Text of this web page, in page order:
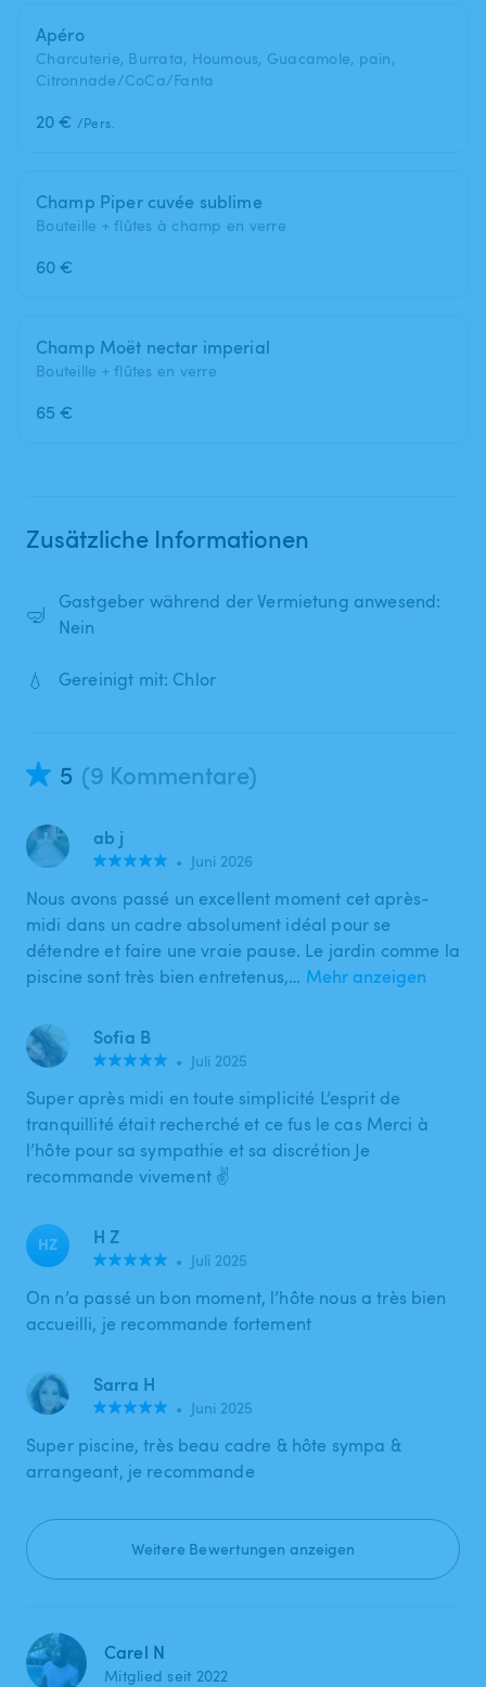
Apéro
Charcuterie, Burrata, Houmous, Guacamole, pain,
Citronnade/CoCa/Fanta
20 € /Pers.
Champ Piper cuvée sublime
Bouteille + flûtes à champ en verre
60 €
Champ Moët nectar imperial
Bouteille + flûtes en verre
65 €
Zusätzliche Informationen
🤿
Gastgeber während der Vermietung anwesend:
Nein
💧 Gereinigt mit: Chlor
5 (9 Kommentare)
ab j
• Juni 2026
Nous avons passé un excellent moment cet après-
midi dans un cadre absolument idéal pour se
détendre et faire une vraie pause. Le jardin comme la
piscine sont très bien entretenus,… Mehr anzeigen
Sofia B
• Juli 2025
Super après midi en toute simplicité L’esprit de
tranquillité était recherché et ce fus le cas Merci à
l’hôte pour sa sympathie et sa discrétion Je
recommande vivement ✌️
HZ H Z
• Juli 2025
On n’a passé un bon moment, l’hôte nous a très bien
accueilli, je recommande fortement
Sarra H
• Juni 2025
Super piscine, très beau cadre & hôte sympa &
arrangeant, je recommande
Weitere Bewertungen anzeigen
Carel N
Mitglied seit 2022